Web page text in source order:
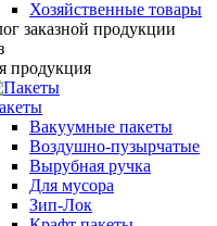
Хозяйственные товары
продукция
Вакуумные пакеты
Воздушно-пузырчатые
Вырубная ручка
Для мусора
Зип-Лок